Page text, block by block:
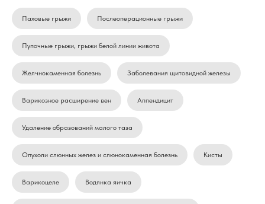
Паховые грыжи Послеоперационные грыжи
Пупочные грыжи, грыжи белой линии живота
Желчнокаменная болезнь Заболевания щитовидной железы
Варикозное расширение вен Аппендицит
Удаление образований малого таза
Опухоли слюнных желез и слюнокаменная болезнь Кисты
Варикоцеле Водянка яичка